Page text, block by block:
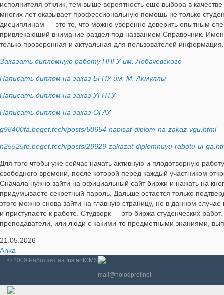
исполнителя отклик, тем выше вероятность еще выбора в
многих лет оказывает профессиональную помощь не только
дисциплинам — это то, что можно уверенно доверить опытным
привлекающий внимание раздел под названием Справочник.
только проверенная и актуальная для пользователей информация.
Заказать дипломную работу ННГУ им. Лобачевского
Написать диплом на заказ БГПУ им. М. Акмуллы
Написать диплом на заказ УГНТУ
Написать диплом на заказ ОГАУ
g98400fa.beget.tech/posts/58654-napisat-diplom-na-zakaz-vgu.html
h25525tb.beget.tech/posts/29929-zakazat-diplomnuyu-rabotu-ui-
Для того чтобы уже сейчас начать активную и плодотворную
свободного времени, после которой перед каждый участником
Сначала нужно зайти на официальный сайт биржи и нажать на
придумываете секретный пароль. Дальше остается только
этого можно снова зайти на главную страницу, но в данном
и приступаете к работе. Студворк — это биржа студенческих
преподаватели, или люди с какими-то предметными знаниями,
21.05.2026
Anka
© 2009 Работает на InstantCMS
mail@holodprof.net